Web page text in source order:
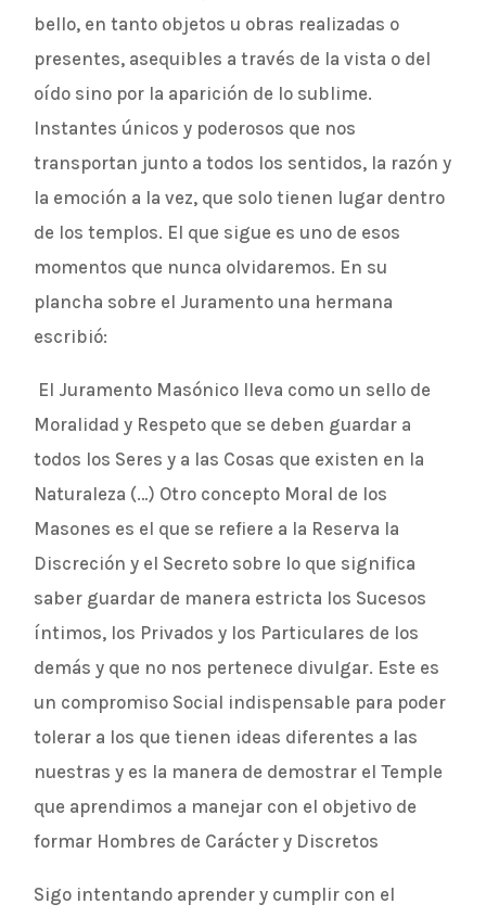
bello, en tanto objetos u obras realizadas o
presentes, asequibles a través de la vista o del
oído sino por la aparición de lo sublime.
Instantes únicos y poderosos que nos
transportan junto a todos los sentidos, la razón y
la emoción a la vez, que solo tienen lugar dentro
de los templos. El que sigue es uno de esos
momentos que nunca olvidaremos. En su
plancha sobre el Juramento una hermana
escribió:
El Juramento Masónico lleva como un sello de
Moralidad y Respeto que se deben guardar a
todos los Seres y a las Cosas que existen en la
Naturaleza (…) Otro concepto Moral de los
Masones es el que se refiere a la Reserva la
Discreción y el Secreto sobre lo que significa
saber guardar de manera estricta los Sucesos
íntimos, los Privados y los Particulares de los
demás y que no nos pertenece divulgar. Este es
un compromiso Social indispensable para poder
tolerar a los que tienen ideas diferentes a las
nuestras y es la manera de demostrar el Temple
que aprendimos a manejar con el objetivo de
formar Hombres de Carácter y Discretos
Sigo intentando aprender y cumplir con el